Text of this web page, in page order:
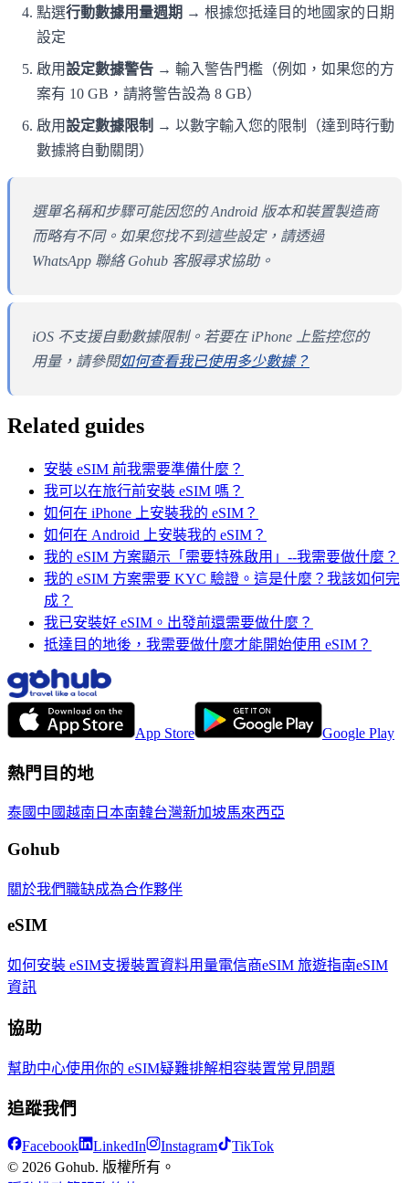
點選行動數據用量週期 → 根據您抵達目的地國家的日期
設定
啟用設定數據警告 → 輸入警告門檻（例如，如果您的方
案有 10 GB，請將警告設為 8 GB）
啟用設定數據限制 → 以數字輸入您的限制（達到時行動
數據將自動關閉）
選單名稱和步驟可能因您的 Android 版本和裝置製造商
而略有不同。如果您找不到這些設定，請透過
WhatsApp 聯絡 Gohub 客服尋求協助。
iOS 不支援自動數據限制。若要在 iPhone 上監控您的
用量，請參閱如何查看我已使用多少數據？
Related guides
安裝 eSIM 前我需要準備什麼？
我可以在旅行前安裝 eSIM 嗎？
如何在 iPhone 上安裝我的 eSIM？
如何在 Android 上安裝我的 eSIM？
我的 eSIM 方案顯示「需要特殊啟用」--我需要做什麼？
我的 eSIM 方案需要 KYC 驗證。這是什麼？我該如何完
成？
我已安裝好 eSIM。出發前還需要做什麼？
抵達目的地後，我需要做什麼才能開始使用 eSIM？
App Store Google Play
熱門目的地
泰國 中國越南 日本南韓台灣新加坡馬來西亞
Gohub
關於我們職缺成為合作夥伴
eSIM
如何安裝 eSIM支援裝置資料用量電信商eSIM 旅遊指南eSIM
資訊
協助
幫助中心使用你的 eSIM疑難排解相容裝置常見問題
追蹤我們
Facebook LinkedIn Instagram
TikTok
© 2026 Gohub. 版權所有。